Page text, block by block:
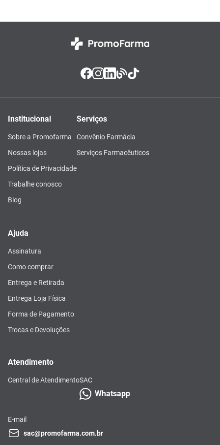
Institucional
Sobre a Promofarma
Nossas lojas
Política de Privacidade
Trabalhe conosco
Blog
Serviços
Convênio Farmácia
Serviços Farmacêuticos
Ajuda
Assinatura
Como comprar
Entrega e Retirada
Entrega Loja Física
Forma de Pagamento
Trocas e Devoluções
Atendimento
Central de AtendimentoSAC
Whatsapp
E-mail
sac@promofarma.com.br